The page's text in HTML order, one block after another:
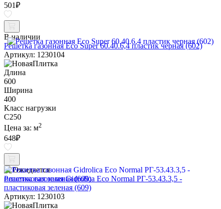
501₽
В наличии
Решетка газонная Eco Super 60.40.6,4 пластик черная (602)
Артикул: 1230104
Длина
600
Ширина
400
Класс нагрузки
C250
Цена за: м2
648₽
Ожидается
Решетка газонная Gidrolica Eco Normal РГ-53.43.3,5 -
пластиковая зеленая (609)
Артикул: 1230103